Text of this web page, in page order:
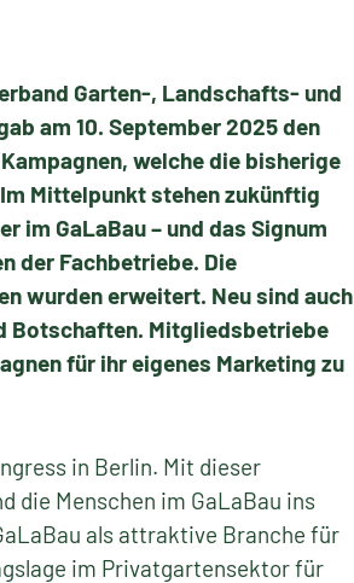
Garten-, Landschafts- und
am 10. September 2025 den
welche die bisherige
Mittelpunkt stehen zukünftig
im GaLaBau – und das Signum
der Fachbetriebe. Die
wurden erweitert. Neu sind auch
Botschaften. Mitgliedsbetriebe
für ihr eigenes Marketing zu
in Berlin. Mit dieser
die Menschen im GaLaBau ins
als attraktive Branche für
im Privatgartensektor für